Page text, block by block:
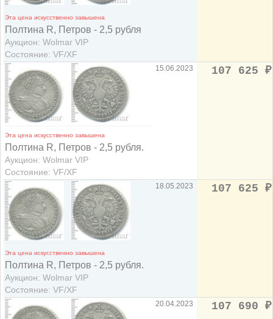
Эта цена искусственно завышена
Полтина R, Петров - 2,5 рубля
Аукцион: Wolmar VIP
Состояние: VF/XF
Эта цена искусственно завышена
Полтина R, Петров - 2,5 рубля.
Аукцион: Wolmar VIP
Состояние: VF/XF
15.06.2023 107 625 ₽
Эта цена искусственно завышена
Полтина R, Петров - 2,5 рубля.
Аукцион: Wolmar VIP
Состояние: VF/XF
18.05.2023 107 625 ₽
20.04.2023 107 690 ₽